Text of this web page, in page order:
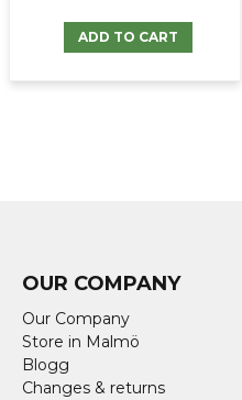
ADD TO CART
OUR COMPANY
Our Company
Store in Malmö
Blogg
Changes & returns